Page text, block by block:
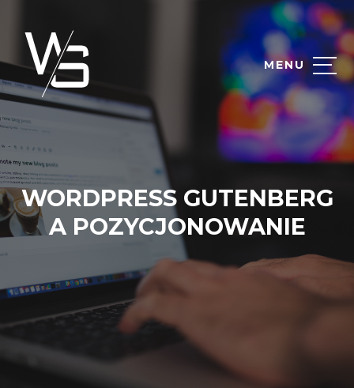
MENU
WORDPRESS GUTENBERG
A POZYCJONOWANIE